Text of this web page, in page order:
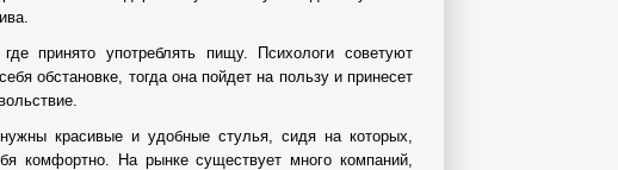
принято употреблять пищу. Психологи советуют
обстановке, тогда она пойдет на пользу и принесет
красивые и удобные стулья, сидя на которых,
комфортно. На рынке существует много компаний,